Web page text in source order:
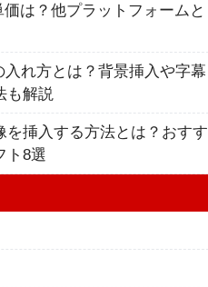
価は？他プラットフォームと
入れ方とは？背景挿入や字幕
も解説
を挿入する方法とは？おすす
ト8選